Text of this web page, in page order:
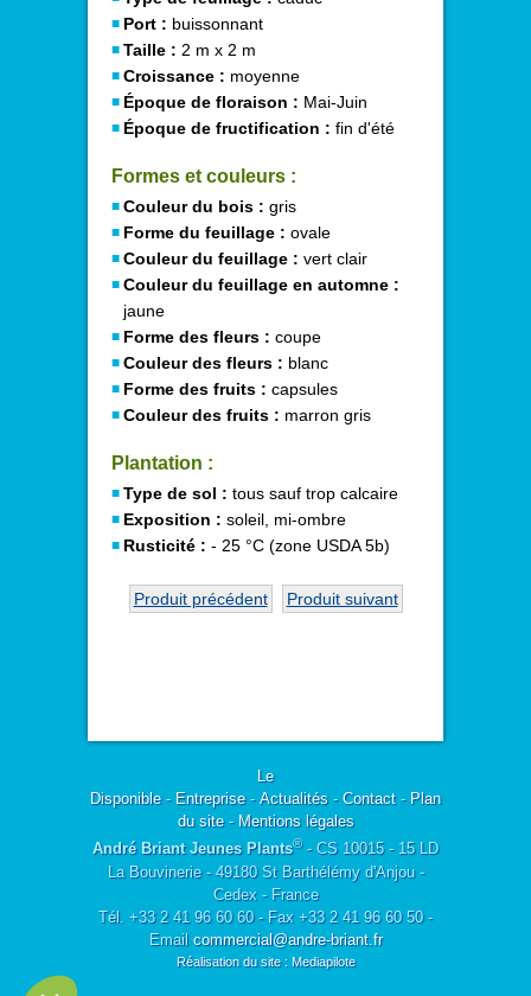
Port : buissonnant
Taille : 2 m x 2 m
Croissance : moyenne
Époque de floraison : Mai-Juin
Époque de fructification : fin d'été
Formes et couleurs :
Couleur du bois : gris
Forme du feuillage : ovale
Couleur du feuillage : vert clair
Couleur du feuillage en automne :
jaune
Forme des fleurs : coupe
Couleur des fleurs : blanc
Forme des fruits : capsules
Couleur des fruits : marron gris
Plantation :
Type de sol : tous sauf trop calcaire
Exposition : soleil, mi-ombre
Rusticité : - 25 °C (zone USDA 5b)
Produit précédent Produit suivant
Le
Disponible- Entreprise- Actualités - Contact- Plan
du site- Mentions légales
André Briant Jeunes Plants®- CS 10015 - 15 LD
La Bouvinerie - 49180 St Barthélémy d'Anjou -
Cedex - France
Tél. +33 2 41 96 60 60 - Fax +33 2 41 96 60 50 -
Email commercial@andre-briant.fr
Réalisation du site : Mediapilote